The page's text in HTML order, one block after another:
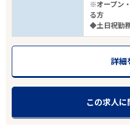
※オープン
る方
◆土日祝勤
詳細
この求人